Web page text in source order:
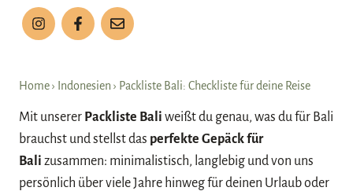
Home› Indonesien › Packliste Bali: Checkliste für deine Reise
Mit unserer Packliste Bali weißt du genau, was du für Bali
brauchst und stellst das perfekte Gepäck für
Bali zusammen: minimalistisch, langlebig und von uns
persönlich über viele Jahre hinweg für deinen Urlaub oder